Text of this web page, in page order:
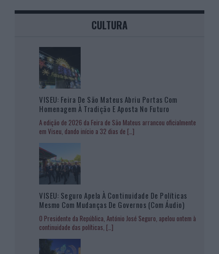
CULTURA
VISEU: Feira De São Mateus Abriu Portas Com
Homenagem À Tradição E Aposta No Futuro
A edição de 2026 da Feira de São Mateus arrancou oficialmente
em Viseu, dando início a 32 dias de […]
VISEU: Seguro Apela À Continuidade De Políticas
Mesmo Com Mudanças De Governos (com Áudio)
O Presidente da República, António José Seguro, apelou ontem à
continuidade das políticas, […]